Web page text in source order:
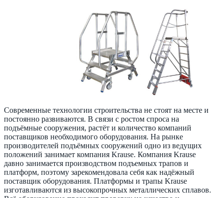
Современные технологии строительства не стоят на месте и
постоянно развиваются. В связи с ростом спроса на
подъёмные сооружения, растёт и количество компаний
поставщиков необходимого оборудования. На рынке
производителей подъёмных сооружений одно из ведущих
положений занимает компания Krause. Компания Krause
давно занимается производством подъемных трапов и
платформ, поэтому зарекомендовала себя как надёжный
поставщик оборудования. Платформы и трапы Krause
изготавливаются из высокопрочных металлических сплавов.